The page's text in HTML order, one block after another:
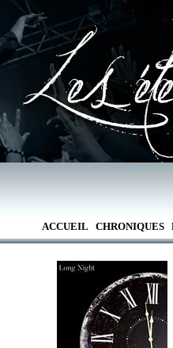
ACCUEIL CHRONIQUES